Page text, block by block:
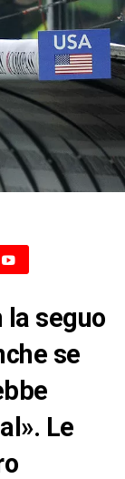
la seguo
se
Le